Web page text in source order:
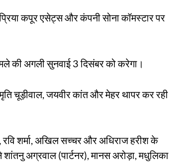
कपूर एसेट्स और कंपनी सोना कॉमस्टार पर
की अगली सुनवाई 3 दिसंबर को करेगा।
चूड़ीवाल, जयवीर कांत और मेहर थापर कर रही
शर्मा, अखिल सच्चर और अधिराज हरीश के
अग्रवाल (पार्टनर), मानस अरोड़ा, मधुलिका